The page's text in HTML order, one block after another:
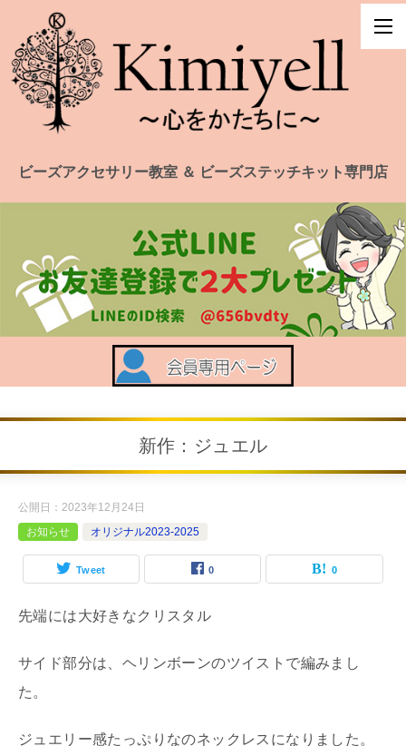
ビーズアクセサリー教室 ＆ ビーズステッチキット専門店
新作：ジュエル
公開日： 2023年12月24日
お知らせ
オリジナル2023-2025
Tweet 0 0
先端には大好きなクリスタル
サイド部分は、ヘリンボーンのツイストで編みまし
た。
ジュエリー感たっぷりなのネックレスになりました。